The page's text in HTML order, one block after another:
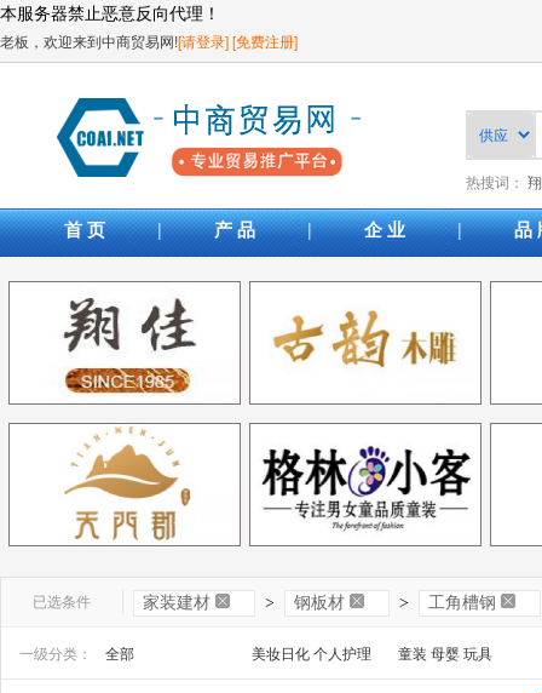
本服务器禁止恶意反向代理！
老板，欢迎来到中商贸易网![请登录][免费注册]
热搜词：
首 页 | 产 品 | 企 业 | 品
已选条件 家装建材 > 钢板材 > 工角槽钢
一级分类： 全部 美妆日化 个人护理
童装 母婴 玩具